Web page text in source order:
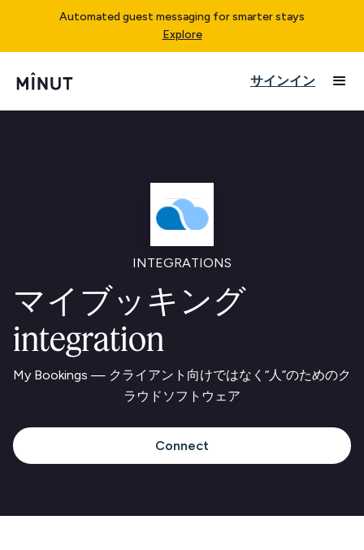
Automated guest messaging for smarter stays
Explore
サインイン
INTEGRATIONS
マイブッキング
integration
My Bookings — クライアント向けではなく“人”のためのク
ラウドソフトウェア
Connect